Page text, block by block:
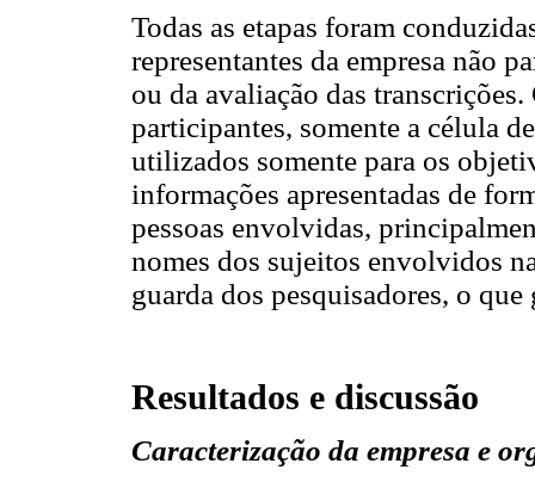
Todas as etapas foram
representantes da empresa não
ou da avaliação das
participantes, somente a célula
utilizados somente para os
informações apresentadas de
pessoas envolvidas,
nomes dos sujeitos envolvidos
guarda dos pesquisadores, o
Resultados e discussão
Caracterização da empresa e